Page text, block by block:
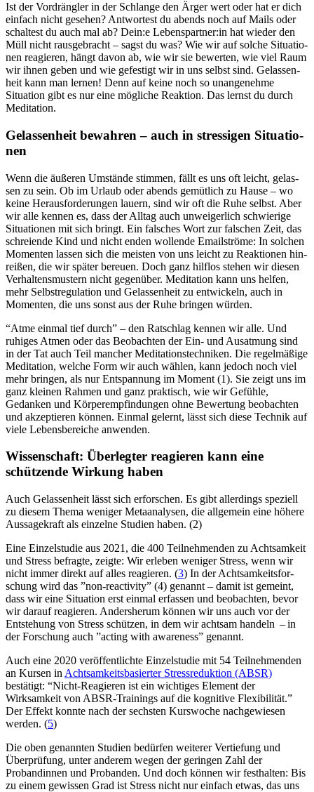
Ist der Vor­dräng­ler in der Schlange den Ärger wert oder hat er dich
ein­fach nicht gese­hen? Ant­wor­test du abends noch auf Mails oder
schal­test du auch mal ab? Dein:e Lebenspartner:in hat wieder den
Müll nicht rausgebracht – sagst du was? Wie wir auf solche Situa­tio­
nen reagie­ren, hängt davon ab, wie wir sie bewer­ten, wie viel Raum
wir ihnen geben und wie gefes­tigt wir in uns selbst sind. Gelas­sen­
heit kann man lernen! Denn auf keine noch so unangenehme
Situation gibt es nur eine mögliche Reaktion. Das lernst du durch
Meditation.
Gelas­sen­heit bewah­ren – auch in stres­si­gen Situa­tio­
nen
Wenn die äuße­ren Umstände stim­men, fällt es uns oft leicht, gelas­
sen zu sein. Ob im Urlaub oder abends gemüt­lich zu Hause – wo
keine Her­aus­for­de­run­gen lauern, sind wir oft die Ruhe selbst. Aber
wir alle kennen es, dass der Alltag auch unweigerlich schwierige
Situationen mit sich bringt. Ein falsches Wort zur falschen Zeit, das
schreiende Kind und nicht enden wollende Emailströme: In sol­chen
Momen­ten lassen sich die meisten von uns leicht zu Reak­tio­nen hin­
rei­ßen, die wir später bereuen. Doch ganz hilf­los stehen wir diesen
Verhaltensmustern nicht gegen­über. Medi­ta­tion kann uns helfen,
mehr Selbstregulation und Gelas­sen­heit zu ent­wi­ckeln, auch in
Momen­ten, die uns sonst aus der Ruhe brin­gen würden.
“Atme einmal tief durch” – den Ratschlag kennen wir alle. Und
ruhiges Atmen oder das Beobachten der Ein- und Ausatmung sind
in der Tat auch Teil mancher Meditationstechniken. Die regelmäßige
Meditation, welche Form wir auch wählen, kann jedoch noch viel
mehr bringen, als nur Entspannung im Moment (1). Sie zeigt uns im
ganz kleinen Rahmen und ganz praktisch, wie wir Gefühle,
Gedanken und Körperempfindungen ohne Bewertung beobachten
und akzeptieren können. Einmal gelernt, lässt sich diese Technik auf
viele Lebensbereiche anwenden.
Wissenschaft: Über­leg­ter reagie­ren kann eine
schützende Wirkung haben
Auch Gelassenheit lässt sich erforschen. Es gibt allerdings speziell
zu diesem Thema weniger Metaanalysen, die allgemein eine höhere
Aussagekraft als einzelne Studien haben. (2)
Eine Einzelstudie aus 2021, die 400 Teilnehmenden zu Achtsamkeit
und Stress befragte, zeigte: Wir erleben weniger Stress, wenn wir
nicht immer direkt auf alles reagieren. (3) In der Acht­sam­keits­for­
schung wird das ”non-reac­tivity” (4) genannt – damit ist gemeint,
dass wir eine Situa­tion erst einmal erfas­sen und beob­ach­ten, bevor
wir darauf reagie­ren. Andersherum können wir uns auch vor der
Entstehung von Stress schützen, in dem wir achtsam handeln – in
der For­schung auch ”acting with awa­ren­ess” genannt.
Auch eine 2020 veröffentlichte Einzelstudie mit 54 Teilnehmenden
an Kursen in Achtsamkeitsbasierter Stressreduktion (ABSR)
bestätigt: “Nicht-Reagieren ist ein wichtiges Element der
Wirksamkeit von ABSR-Trainings auf die kognitive Flexibilität.”
Der Effekt konnte nach der sechsten Kurswoche nachgewiesen
werden. (5)
Die oben genannten Studien bedürfen weiterer Vertiefung und
Überprüfung, unter anderem wegen der geringen Zahl der
Probandinnen und Probanden. Und doch können wir festhalten: Bis
zu einem gewissen Grad ist Stress nicht nur einfach etwas, das uns